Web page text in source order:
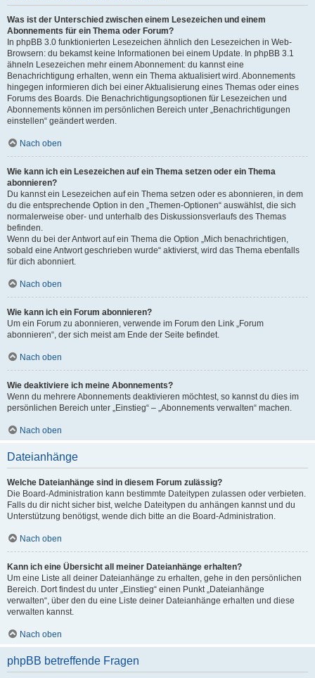
Was ist der Unterschied zwischen einem Lesezeichen und einem
Abonnements für ein Thema oder Forum?
In phpBB 3.0 funktionierten Lesezeichen ähnlich den Lesezeichen in Web-
Browsern: du bekamst keine Informationen bei einem Update. In phpBB 3.1
ähneln Lesezeichen mehr einem Abonnement: du kannst eine
Benachrichtigung erhalten, wenn ein Thema aktualisiert wird. Abonnements
hingegen informieren dich bei einer Aktualisierung eines Themas oder eines
Forums des Boards. Die Benachrichtigungsoptionen für Lesezeichen und
Abonnements können im persönlichen Bereich unter „Benachrichtigungen
einstellen“ geändert werden.
Nach oben
Wie kann ich ein Lesezeichen auf ein Thema setzen oder ein Thema
abonnieren?
Du kannst ein Lesezeichen auf ein Thema setzen oder es abonnieren, in dem
du die entsprechende Option in den „Themen-Optionen“ auswählst, die sich
normalerweise ober- und unterhalb des Diskussionsverlaufs des Themas
befinden.
Wenn du bei der Antwort auf ein Thema die Option „Mich benachrichtigen,
sobald eine Antwort geschrieben wurde“ aktivierst, wird das Thema ebenfalls
für dich abonniert.
Nach oben
Wie kann ich ein Forum abonnieren?
Um ein Forum zu abonnieren, verwende im Forum den Link „Forum
abonnieren“, der sich meist am Ende der Seite befindet.
Nach oben
Wie deaktiviere ich meine Abonnements?
Wenn du mehrere Abonnements deaktivieren möchtest, so kannst du dies im
persönlichen Bereich unter „Einstieg“ – „Abonnements verwalten“ machen.
Nach oben
Dateianhänge
Welche Dateianhänge sind in diesem Forum zulässig?
Die Board-Administration kann bestimmte Dateitypen zulassen oder verbieten.
Falls du dir nicht sicher bist, welche Dateitypen du anhängen kannst und du
Unterstützung benötigst, wende dich bitte an die Board-Administration.
Nach oben
Kann ich eine Übersicht all meiner Dateianhänge erhalten?
Um eine Liste all deiner Dateianhänge zu erhalten, gehe in den persönlichen
Bereich. Dort findest du unter „Einstieg“ einen Punkt „Dateianhänge
verwalten“, über den du eine Liste deiner Dateianhänge erhalten und diese
verwalten kannst.
Nach oben
phpBB betreffende Fragen